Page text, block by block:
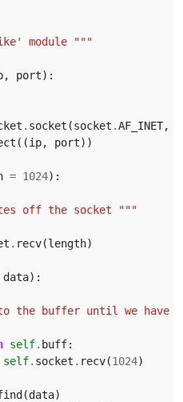
module """
, port):
. socket (socket .AF_INET,
((ip, port))
= 1024):
off the socket """
. recv(length)
data):
the buffer until we have
self. buff:
self. socket . recv(1024)
(data)